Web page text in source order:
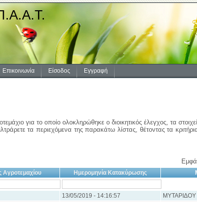
Επικοινωνία Είσοδος
Εγγραφή
για το οποίο ολοκληρώθηκε ο διοικητικός έλεγχος, τα
τα περιεχόμενα της παρακάτω λίστας, θέτοντας τα
Αγροτεμαχίου Ημερομηνία Κατακύρωσης
13/05/2019 - 14:16:57 ΜΥΤΑΡΙΔΟΥ